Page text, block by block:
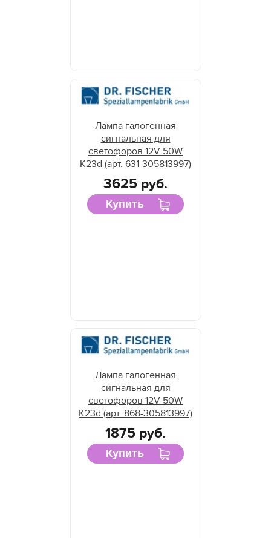
Лампа галогенная
сигнальная для
светофоров 12V 50W
K23d (арт. 631-305813997)
3625 руб.
Купить
Лампа галогенная
сигнальная для
светофоров 12V 50W
K23d (арт. 868-305813997)
1875 руб.
Купить